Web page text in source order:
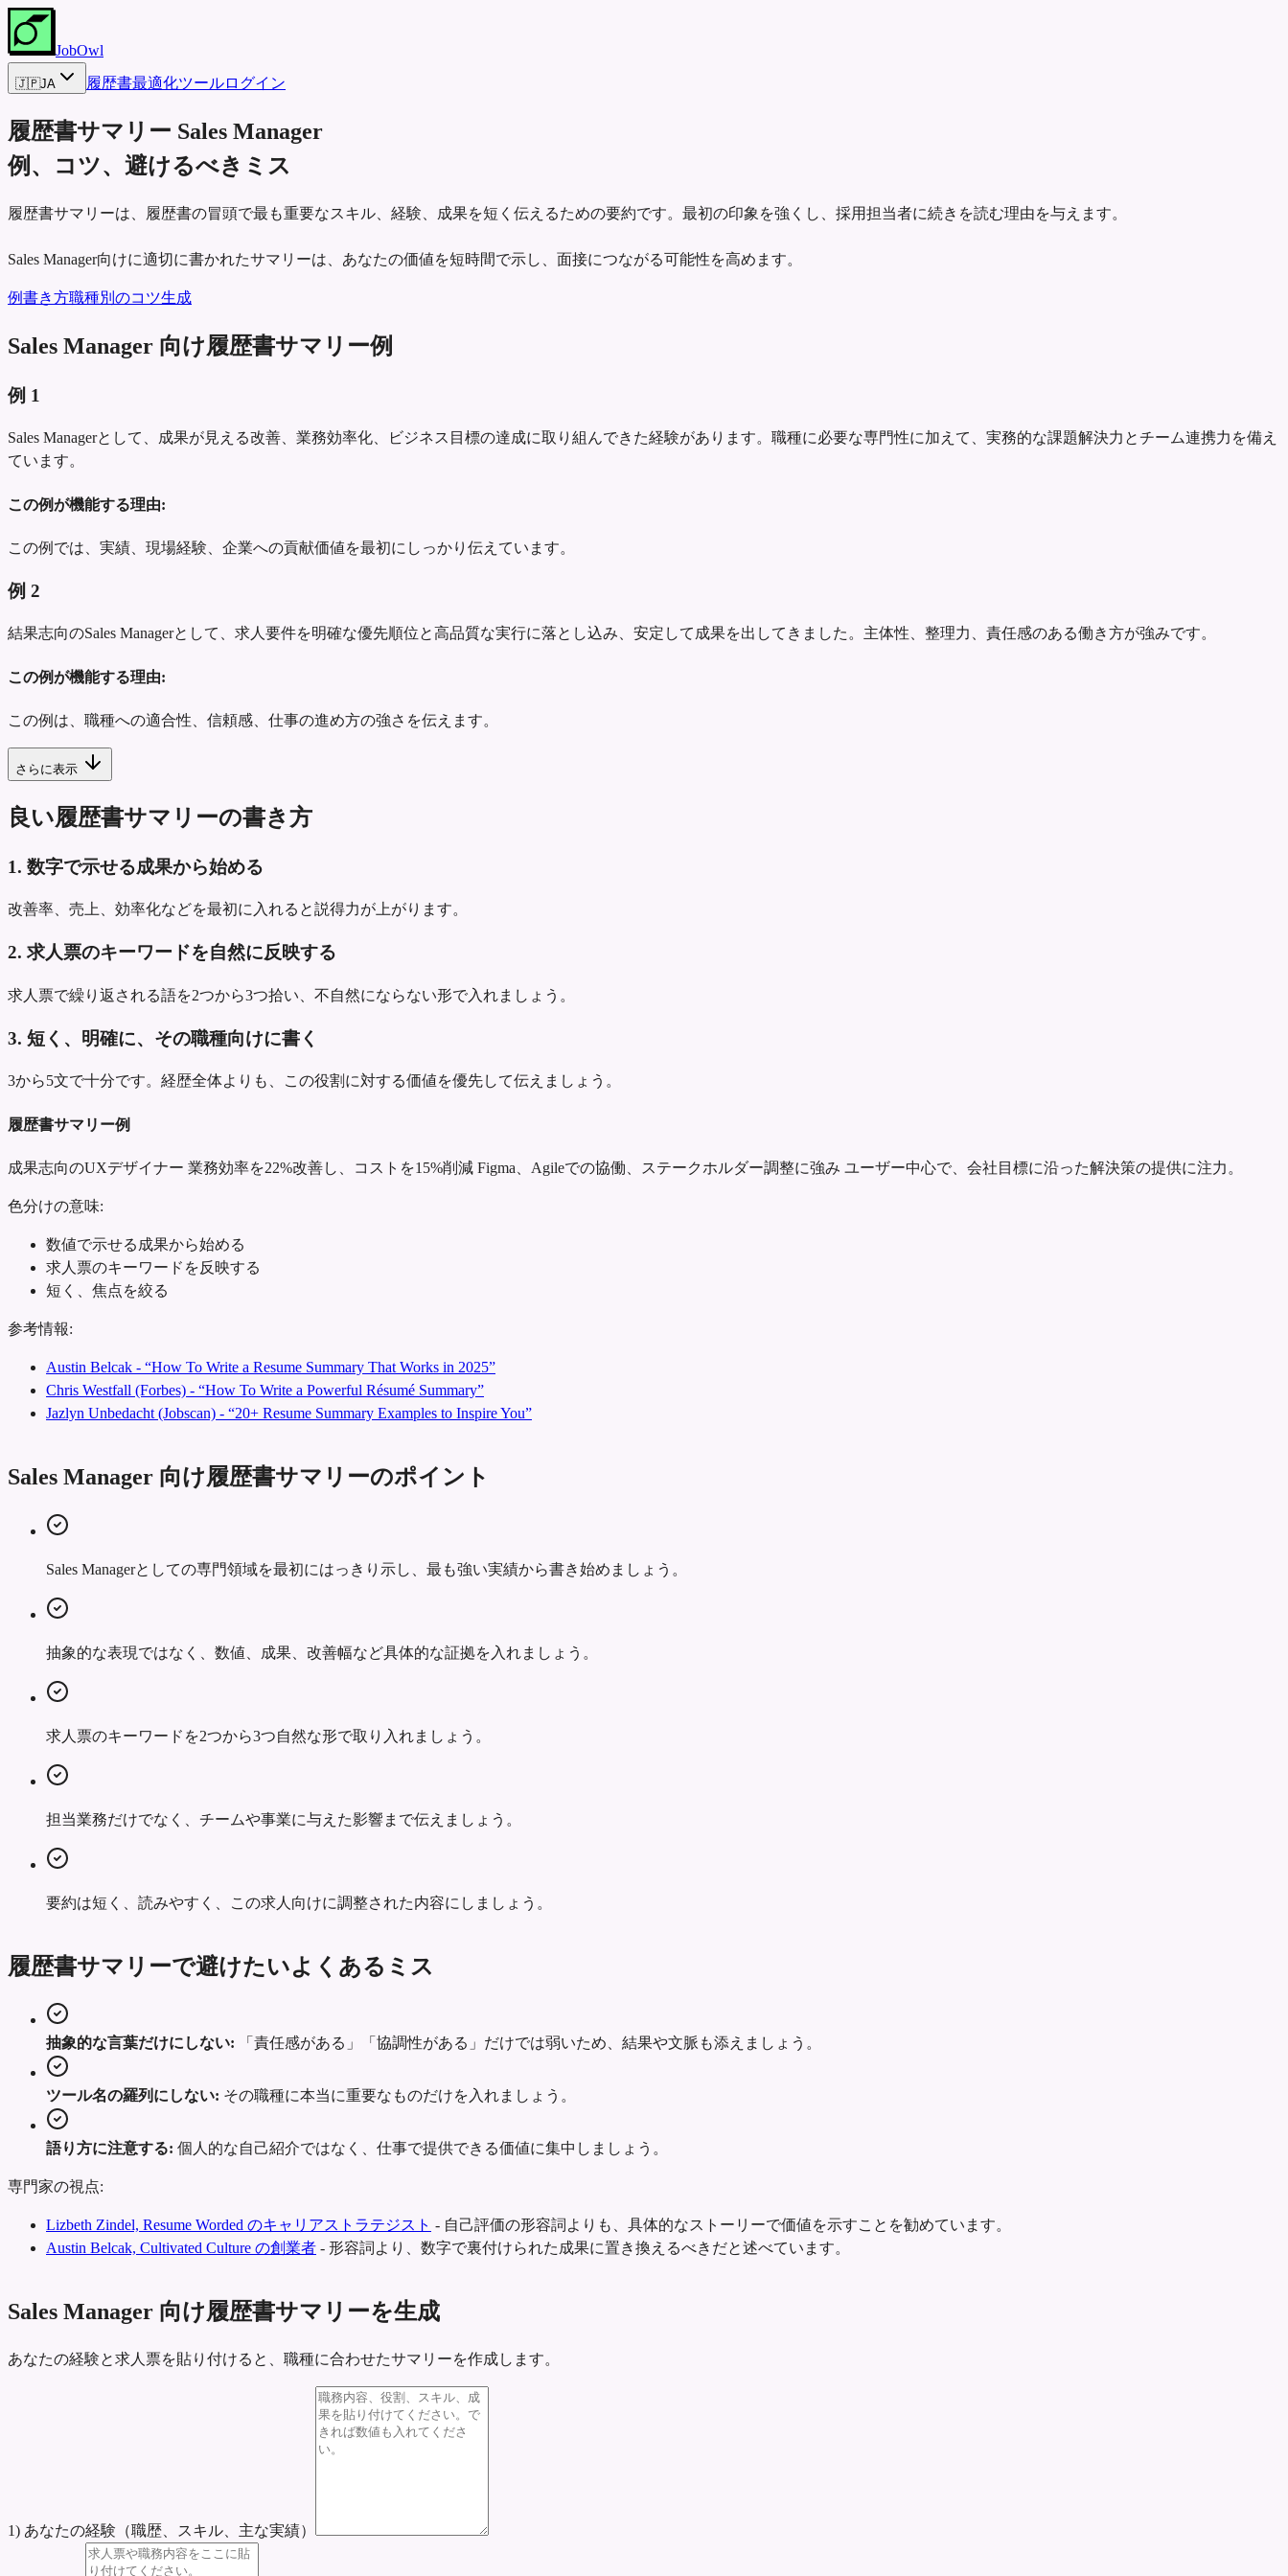
JobOwl
🇯🇵JA 履歴書最適化ツールログイン
履歴書サマリー Sales Manager
例、コツ、避けるべきミス
履歴書サマリーは、履歴書の冒頭で最も重要なスキル、経験、成果を短く伝えるための要約です。最初の印象を強くし、採用担当者に続きを読む理由を与えます。
Sales Manager向けに適切に書かれたサマリーは、あなたの価値を短時間で示し、面接につながる可能性を高めます。
例書き方職種別のコツ生成
Sales Manager 向け履歴書サマリー例
例 1
Sales Managerとして、成果が見える改善、業務効率化、ビジネス目標の達成に取り組んできた経験があります。職種に必要な専門性に加えて、実務的な課題解決力とチーム連携力を備え
ています。
この例が機能する理由:
この例では、実績、現場経験、企業への貢献価値を最初にしっかり伝えています。
例 2
結果志向のSales Managerとして、求人要件を明確な優先順位と高品質な実行に落とし込み、安定して成果を出してきました。主体性、整理力、責任感のある働き方が強みです。
この例が機能する理由:
この例は、職種への適合性、信頼感、仕事の進め方の強さを伝えます。
さらに表示
良い履歴書サマリーの書き方
1. 数字で示せる成果から始める
改善率、売上、効率化などを最初に入れると説得力が上がります。
2. 求人票のキーワードを自然に反映する
求人票で繰り返される語を2つから3つ拾い、不自然にならない形で入れましょう。
3. 短く、明確に、その職種向けに書く
3から5文で十分です。経歴全体よりも、この役割に対する価値を優先して伝えましょう。
履歴書サマリー例
成果志向のUXデザイナー 業務効率を22%改善し、コストを15%削減 Figma、Agileでの協働、ステークホルダー調整に強み ユーザー中心で、会社目標に沿った解決策の提供に注力。
色分けの意味:
数値で示せる成果から始める
求人票のキーワードを反映する
短く、焦点を絞る
参考情報:
Austin Belcak - “How To Write a Resume Summary That Works in 2025”
Chris Westfall (Forbes) - “How To Write a Powerful Résumé Summary”
Jazlyn Unbedacht (Jobscan) - “20+ Resume Summary Examples to Inspire You”
Sales Manager 向け履歴書サマリーのポイント
Sales Managerとしての専門領域を最初にはっきり示し、最も強い実績から書き始めましょう。
抽象的な表現ではなく、数値、成果、改善幅など具体的な証拠を入れましょう。
求人票のキーワードを2つから3つ自然な形で取り入れましょう。
担当業務だけでなく、チームや事業に与えた影響まで伝えましょう。
要約は短く、読みやすく、この求人向けに調整された内容にしましょう。
履歴書サマリーで避けたいよくあるミス
抽象的な言葉だけにしない: 「責任感がある」「協調性がある」だけでは弱いため、結果や文脈も添えましょう。
ツール名の羅列にしない: その職種に本当に重要なものだけを入れましょう。
語り方に注意する: 個人的な自己紹介ではなく、仕事で提供できる価値に集中しましょう。
専門家の視点:
Lizbeth Zindel, Resume Worded のキャリアストラテジスト - 自己評価の形容詞よりも、具体的なストーリーで価値を示すことを勧めています。
Austin Belcak, Cultivated Culture の創業者 - 形容詞より、数字で裏付けられた成果に置き換えるべきだと述べています。
Sales Manager 向け履歴書サマリーを生成
あなたの経験と求人票を貼り付けると、職種に合わせたサマリーを作成します。
1) あなたの経験（職歴、スキル、主な実績）